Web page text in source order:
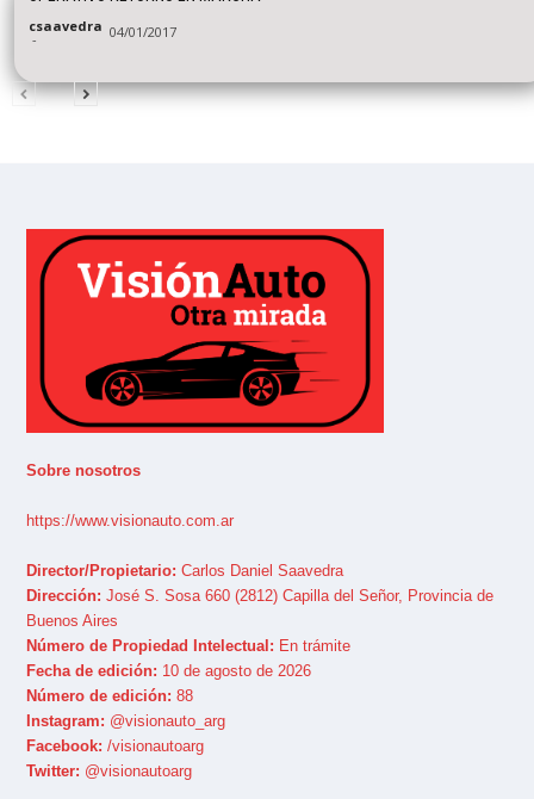
csaavedra
- 04/01/2017
Sobre nosotros
https://www.visionauto.com.ar
Director/Propietario: Carlos Daniel Saavedra
Dirección: José S. Sosa 660 (2812) Capilla del Señor, Provincia de
Buenos Aires
Número de Propiedad Intelectual: En trámite
Fecha de edición: 10 de agosto de 2026
Número de edición: 88
Instagram: @visionauto_arg
Facebook: /visionautoarg
Twitter: @visionautoarg